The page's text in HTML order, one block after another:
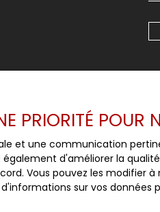
PRIORITÉ POUR
et une communication
d'améliorer la
Vous pouvez les modifier
sur vos données